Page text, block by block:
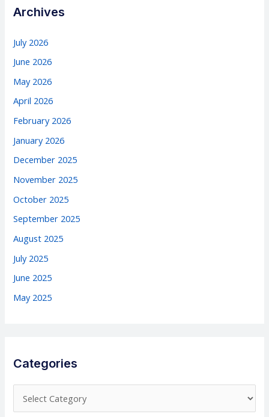
Archives
July 2026
June 2026
May 2026
April 2026
February 2026
January 2026
December 2025
November 2025
October 2025
September 2025
August 2025
July 2025
June 2025
May 2025
Categories
a